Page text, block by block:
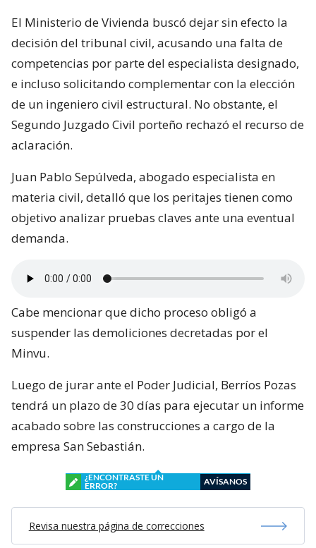
El Ministerio de Vivienda buscó dejar sin efecto la
decisión del tribunal civil, acusando una falta de
competencias por parte del especialista designado,
e incluso solicitando complementar con la elección
de un ingeniero civil estructural. No obstante, el
Segundo Juzgado Civil porteño rechazó el recurso de
aclaración.
Juan Pablo Sepúlveda, abogado especialista en
materia civil, detalló que los peritajes tienen como
objetivo analizar pruebas claves ante una eventual
demanda.
Cabe mencionar que dicho proceso obligó a
suspender las demoliciones decretadas por el
Minvu.
Luego de jurar ante el Poder Judicial, Berríos Pozas
tendrá un plazo de 30 días para ejecutar un informe
acabado sobre las construcciones a cargo de la
empresa San Sebastián.
¿ENCONTRASTE UN
ERROR?
AVÍSANOS
Revisa nuestra página de correcciones